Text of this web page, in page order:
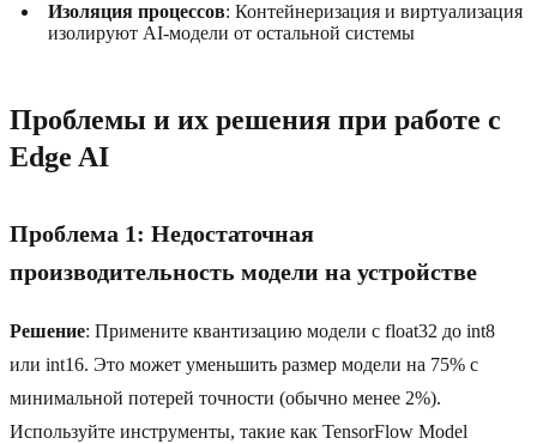
Изоляция процессов: Контейнеризация и виртуализация
изолируют AI-модели от остальной системы
Проблемы и их решения при работе с
Edge AI
Проблема 1: Недостаточная
производительность модели на устройстве
Решение: Примените квантизацию модели с float32 до int8
или int16. Это может уменьшить размер модели на 75% с
минимальной потерей точности (обычно менее 2%).
Используйте инструменты, такие как TensorFlow Model